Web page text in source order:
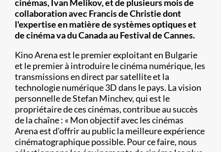
cinémas, Ivan Melikov, et de plusieurs mois de
collaboration avec Francis de Christie dont
l'expertise en matière de systèmes optiques et
de cinéma va du Canada au Festival de Cannes.
Kino Arena est le premier exploitant en Bulgarie
et le premier à introduire le cinéma numérique, les
transmissions en direct par satellite et la
technologie numérique 3D dans le pays. La vision
personnelle de Stefan Minchev, qui est le
propriétaire de ces cinémas, contribue au succès
de la chaîne : « Mon objectif avec les cinémas
Arena est d'offrir au public la meilleure expérience
cinématographique possible. Pour ce faire, nous